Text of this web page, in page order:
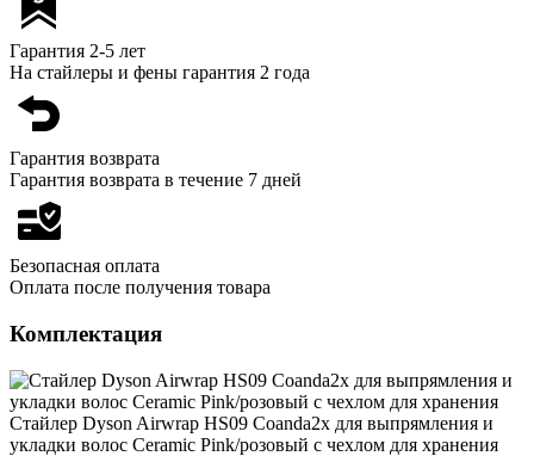
Гарантия 2-5 лет
На стайлеры и фены гарантия 2 года
Гарантия возврата
Гарантия возврата в течение 7 дней
Безопасная оплата
Оплата после получения товара
Комплектация
Стайлер Dyson Airwrap HS09 Coanda2x для выпрямления и
укладки волос Ceramic Pink/розовый с чехлом для хранения